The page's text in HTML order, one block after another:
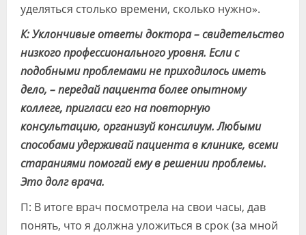
уделяться столько времени, сколько нужно».
К: Уклончивые ответы доктора – свидетельство
низкого профессионального уровня. Если с
подобными проблемами не приходилось иметь
дело, – передай пациента более опытному
коллеге, пригласи его на повторную
консультацию, организуй консилиум. Любыми
способами удерживай пациента в клинике, всеми
стараниями помогай ему в решении проблемы.
Это долг врача.
П: В итоге врач посмотрела на свои часы, дав
понять, что я должна уложиться в срок (за мной